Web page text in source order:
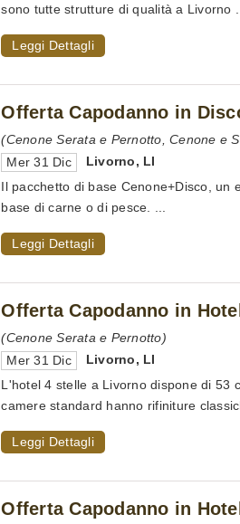
sono tutte strutture di qualità a Livorno ...
Leggi Dettagli
Offerta Capodanno in
(Cenone Serata e Pernotto, Cenone e
Mer 31 Dic
Livorno, LI
Il pacchetto di base Cenone+Disco, un
base di carne o di pesce. ...
Leggi Dettagli
Offerta Capodanno in
(Cenone Serata e Pernotto)
Mer 31 Dic
Livorno, LI
L'hotel 4 stelle a Livorno dispone di 53
camere standard hanno rifiniture
Leggi Dettagli
Offerta Capodanno in